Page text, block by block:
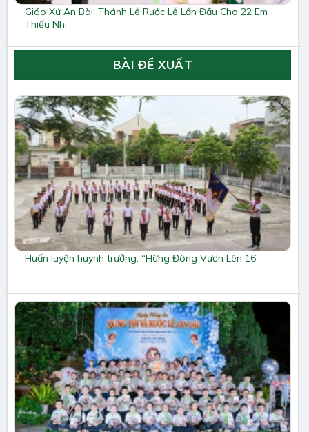
Giáo Xứ An Bài: Thánh Lễ Rước Lễ Lần Đầu Cho 22 Em
Thiếu Nhi
BÀI ĐỀ XUẤT
Huấn luyện huynh trưởng: “Hừng Đông Vươn Lên 16”